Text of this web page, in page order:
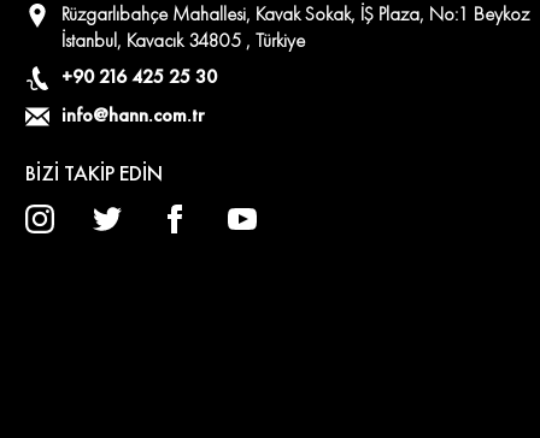
Rüzgarlıbahçe Mahallesi, Kavak Sokak, İŞ Plaza, No:1 Beykoz
İstanbul, Kavacık 34805 , Türkiye
+90 216 425 25 30
info@hann.com.tr
BİZİ TAKİP EDİN